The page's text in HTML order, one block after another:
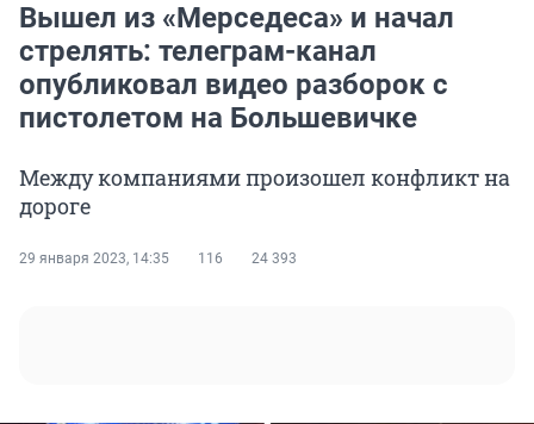
Вышел из «Мерседеса» и начал
стрелять: телеграм-канал
опубликовал видео разборок с
пистолетом на Большевичке
Между компаниями произошел конфликт на
дороге
29 января 2023, 14:35 116 24 393